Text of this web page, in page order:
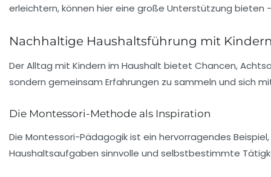
erleichtern, können hier eine große Unterstützung bieten
Nachhaltige Haushaltsführung mit
Der Alltag mit Kindern im Haushalt bietet Chancen,
sondern gemeinsam Erfahrungen zu sammeln und sich
Die Montessori-Methode als Inspiration
Die Montessori-Pädagogik ist ein hervorragendes
Haushaltsaufgaben sinnvolle und selbstbestimmte